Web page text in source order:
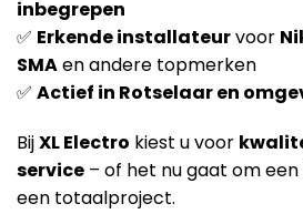
inbegrepen
✅ Erkende installateurvoor
SMAen andere topmerken
✅ Actief in Rotselaar en
BijXL Electro kiest u voor
service – of het nu gaat om
een totaalproject.